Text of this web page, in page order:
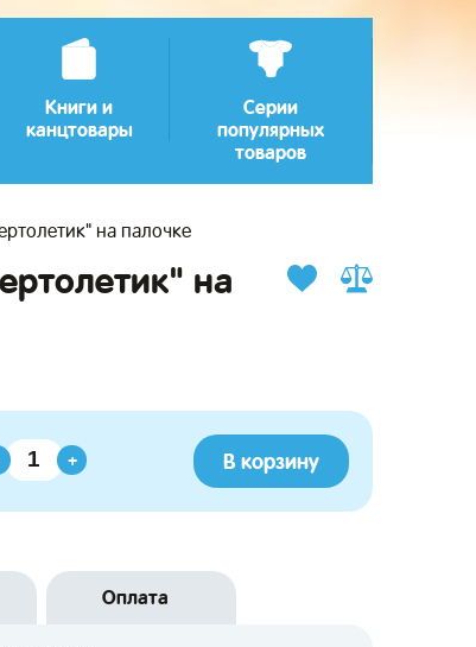
Книги и
канцтовары
Серии
популярных
товаров
на палочке
на
+ В корзину
Оплата